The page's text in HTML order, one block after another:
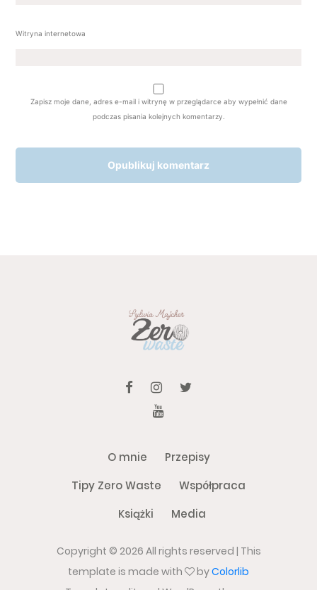
Witryna internetowa
Zapisz moje dane, adres e-mail i witrynę w przeglądarce aby wypełnić dane
podczas pisania kolejnych komentarzy.
O mnie
Przepisy
Tipy Zero Waste
Współpraca
Książki
Media
Copyright © 2026 All rights reserved | This
template is made with
byColorlib